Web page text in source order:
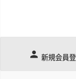
新規会員